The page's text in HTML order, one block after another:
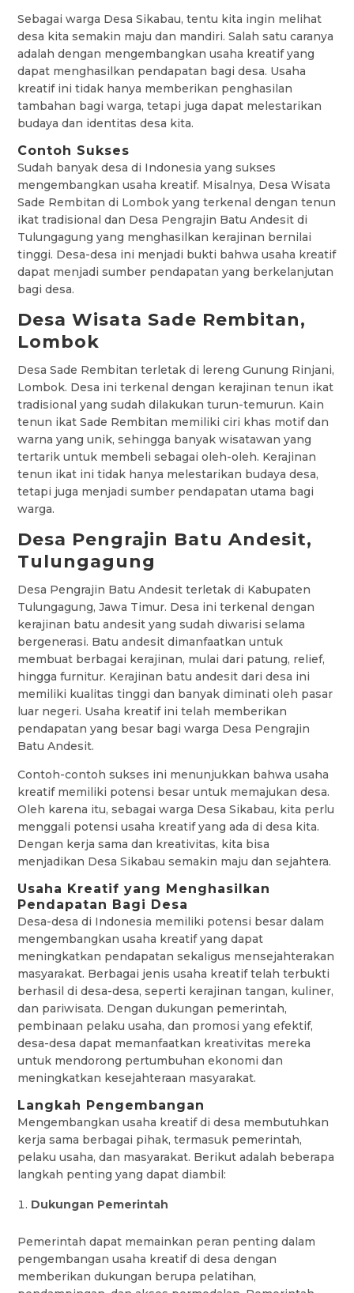
Sebagai warga Desa Sikabau, tentu kita ingin melihat
desa kita semakin maju dan mandiri. Salah satu caranya
adalah dengan mengembangkan usaha kreatif yang
dapat menghasilkan pendapatan bagi desa. Usaha
kreatif ini tidak hanya memberikan penghasilan
tambahan bagi warga, tetapi juga dapat melestarikan
budaya dan identitas desa kita.
Contoh Sukses
Sudah banyak desa di Indonesia yang sukses
mengembangkan usaha kreatif. Misalnya, Desa Wisata
Sade Rembitan di Lombok yang terkenal dengan tenun
ikat tradisional dan Desa Pengrajin Batu Andesit di
Tulungagung yang menghasilkan kerajinan bernilai
tinggi. Desa-desa ini menjadi bukti bahwa usaha kreatif
dapat menjadi sumber pendapatan yang berkelanjutan
bagi desa.
Desa Wisata Sade Rembitan,
Lombok
Desa Sade Rembitan terletak di lereng Gunung Rinjani,
Lombok. Desa ini terkenal dengan kerajinan tenun ikat
tradisional yang sudah dilakukan turun-temurun. Kain
tenun ikat Sade Rembitan memiliki ciri khas motif dan
warna yang unik, sehingga banyak wisatawan yang
tertarik untuk membeli sebagai oleh-oleh. Kerajinan
tenun ikat ini tidak hanya melestarikan budaya desa,
tetapi juga menjadi sumber pendapatan utama bagi
warga.
Desa Pengrajin Batu Andesit,
Tulungagung
Desa Pengrajin Batu Andesit terletak di Kabupaten
Tulungagung, Jawa Timur. Desa ini terkenal dengan
kerajinan batu andesit yang sudah diwarisi selama
bergenerasi. Batu andesit dimanfaatkan untuk
membuat berbagai kerajinan, mulai dari patung, relief,
hingga furnitur. Kerajinan batu andesit dari desa ini
memiliki kualitas tinggi dan banyak diminati oleh pasar
luar negeri. Usaha kreatif ini telah memberikan
pendapatan yang besar bagi warga Desa Pengrajin
Batu Andesit.
Contoh-contoh sukses ini menunjukkan bahwa usaha
kreatif memiliki potensi besar untuk memajukan desa.
Oleh karena itu, sebagai warga Desa Sikabau, kita perlu
menggali potensi usaha kreatif yang ada di desa kita.
Dengan kerja sama dan kreativitas, kita bisa
menjadikan Desa Sikabau semakin maju dan sejahtera.
Usaha Kreatif yang Menghasilkan
Pendapatan Bagi Desa
Desa-desa di Indonesia memiliki potensi besar dalam
mengembangkan usaha kreatif yang dapat
meningkatkan pendapatan sekaligus mensejahterakan
masyarakat. Berbagai jenis usaha kreatif telah terbukti
berhasil di desa-desa, seperti kerajinan tangan, kuliner,
dan pariwisata. Dengan dukungan pemerintah,
pembinaan pelaku usaha, dan promosi yang efektif,
desa-desa dapat memanfaatkan kreativitas mereka
untuk mendorong pertumbuhan ekonomi dan
meningkatkan kesejahteraan masyarakat.
Langkah Pengembangan
Mengembangkan usaha kreatif di desa membutuhkan
kerja sama berbagai pihak, termasuk pemerintah,
pelaku usaha, dan masyarakat. Berikut adalah beberapa
langkah penting yang dapat diambil:
Dukungan Pemerintah
Pemerintah dapat memainkan peran penting dalam
pengembangan usaha kreatif di desa dengan
memberikan dukungan berupa pelatihan,